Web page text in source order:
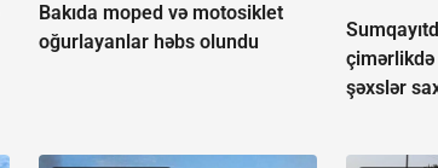
Bakıda moped və motosiklet
oğurlayanlar həbs olundu
şəxslər